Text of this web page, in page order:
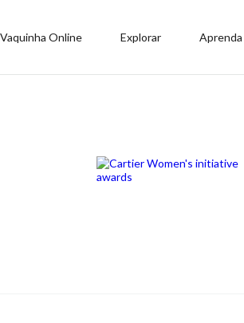
Vaquinha Online Explorar Aprenda